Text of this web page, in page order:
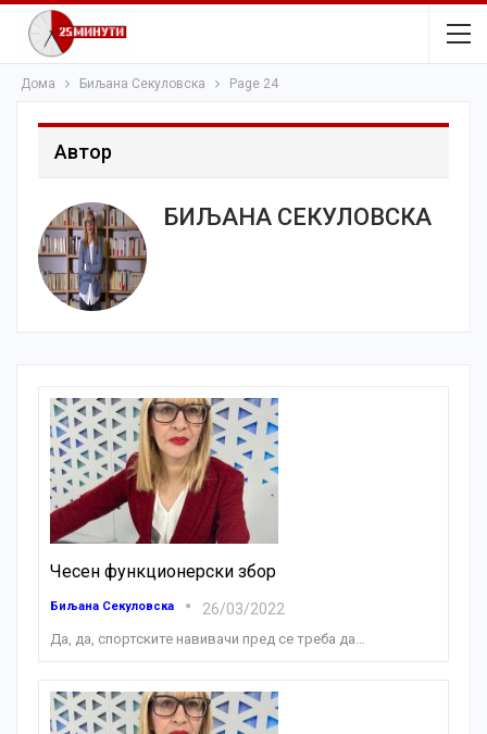
Дома Биљана Секуловска Page 24
Автор
БИЉАНА СЕКУЛОВСКА
Чесен функционерски збор
Биљана Секуловска 26/03/2022
Да, да, спортските навивачи пред се треба да…